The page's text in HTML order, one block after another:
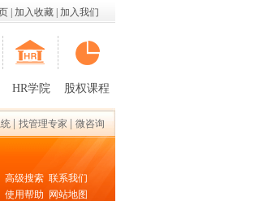
加入收藏 加入我们
HR学院 股权课程
找管理专家 微咨询
高级搜索 联系我们
使用帮助
网站地图